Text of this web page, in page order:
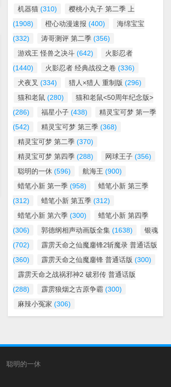
机器猫 (310)
樱桃小丸子 第二季 上
(1908)
橙心动漫速报 (400)
海绵宝宝
(332)
涛哥测评 第二季 (356)
游戏王 怪兽之决斗 (642)
火影忍者
(1440)
火影忍者 经典战役之卷 (336)
犬夜叉 (334) 猎人×猎人 重制版 (296)
猫和老鼠 (280)
猫和老鼠<50周年纪念版>
(286)
福星小子 (438)
精灵宝可梦 第一季
(542)
精灵宝可梦 第三季 (368)
精灵宝可梦 第二季 (370)
精灵宝可梦 第四季 (288) 网球王子 (356)
聪明的一休 (596) 航海王 (900)
蜡笔小新 第一季 (958)
蜡笔小新 第三季
(312)
蜡笔小新 第五季 (312)
蜡笔小新 第六季 (300)
蜡笔小新 第四季
(306)
郭德纲相声动画版全集 (1638)
银魂
(702)
霹雳天命之仙魔鏖锋2斩魔录 普通话版
(360)
霹雳天命之仙魔鏖锋 普通话版 (300)
霹雳天命之战祸邪神2 破邪传 普通话版
(288)
霹雳狼烟之古原争霸 (300)
麻辣小冤家 (306)
聪明的一休